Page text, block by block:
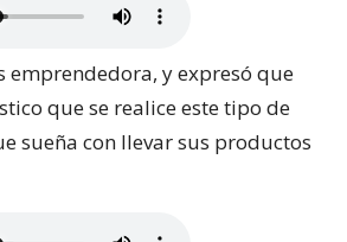
emprendedora, y expresó que
que se realice este tipo de
sueña con llevar sus productos